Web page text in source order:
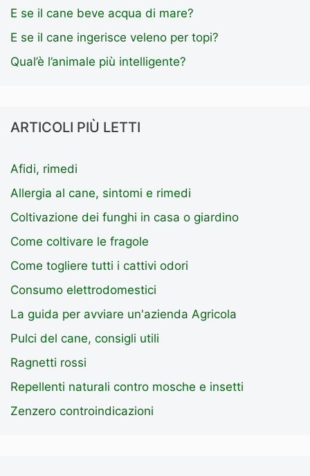
E se il cane beve acqua di mare?
E se il cane ingerisce veleno per topi?
Qual’è l’animale più intelligente?
ARTICOLI PIÙ LETTI
Afidi, rimedi
Allergia al cane, sintomi e rimedi
Coltivazione dei funghi in casa o giardino
Come coltivare le fragole
Come togliere tutti i cattivi odori
Consumo elettrodomestici
La guida per avviare un'azienda Agricola
Pulci del cane, consigli utili
Ragnetti rossi
Repellenti naturali contro mosche e insetti
Zenzero controindicazioni